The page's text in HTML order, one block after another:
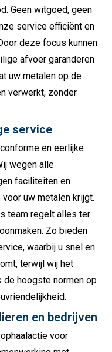
Geen witgoed, geen
service efficiënt en
deze focus kunnen
afvoer garanderen
uw metalen op de
verwerkt, zonder
service
en eerlijke
wegen alle
faciliteiten en
uw metalen krijgt.
team regelt alles ter
Zo bieden
waarbij u snel en
terwijl wij het
hoogste normen op
en bedrijven
voor